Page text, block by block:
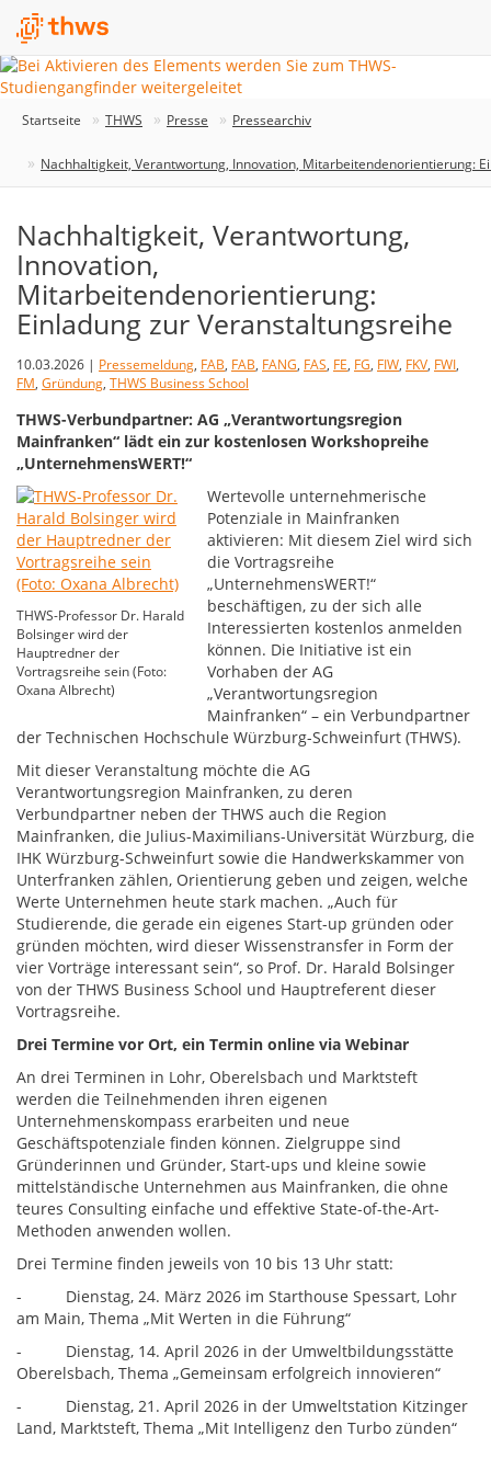
Startseite THWS Presse Pressearchiv
Nachhaltigkeit, Verantwortung, Innovation, Mitarbeitendenorientierung:
Nachhaltigkeit, Verantwortung,
Innovation,
Mitarbeitendenorientierung:
Einladung zur Veranstaltungsreihe
10.03.2026 | Pressemeldung, FAB, FAB, FANG, FAS, FE, FG, FIW, FKV, FWI,
FM, Gründung, THWS Business School
THWS-Verbundpartner: AG „Verantwortungsregion
Mainfranken“ lädt ein zur kostenlosen Workshopreihe
„UnternehmensWERT!“
THWS-Professor Dr. Harald
Bolsinger wird der
Hauptredner der
Vortragsreihe sein (Foto:
Oxana Albrecht)
Wertevolle unternehmerische
Potenziale in Mainfranken
aktivieren: Mit diesem Ziel wird sich
die Vortragsreihe
„UnternehmensWERT!“
beschäftigen, zu der sich alle
Interessierten kostenlos anmelden
können. Die Initiative ist ein
Vorhaben der AG
„Verantwortungsregion
Mainfranken“ – ein Verbundpartner
der Technischen Hochschule Würzburg-Schweinfurt (THWS).
Mit dieser Veranstaltung möchte die AG
Verantwortungsregion Mainfranken, zu deren
Verbundpartner neben der THWS auch die Region
Mainfranken, die Julius-Maximilians-Universität Würzburg, die
IHK Würzburg-Schweinfurt sowie die Handwerkskammer von
Unterfranken zählen, Orientierung geben und zeigen, welche
Werte Unternehmen heute stark machen. „Auch für
Studierende, die gerade ein eigenes Start-up gründen oder
gründen möchten, wird dieser Wissenstransfer in Form der
vier Vorträge interessant sein“, so Prof. Dr. Harald Bolsinger
von der THWS Business School und Hauptreferent dieser
Vortragsreihe.
Drei Termine vor Ort, ein Termin online via Webinar
An drei Terminen in Lohr, Oberelsbach und Marktsteft
werden die Teilnehmenden ihren eigenen
Unternehmenskompass erarbeiten und neue
Geschäftspotenziale finden können. Zielgruppe sind
Gründerinnen und Gründer, Start-ups und kleine sowie
mittelständische Unternehmen aus Mainfranken, die ohne
teures Consulting einfache und effektive State-of-the-Art-
Methoden anwenden wollen.
Drei Termine finden jeweils von 10 bis 13 Uhr statt:
- Dienstag, 24. März 2026 im Starthouse Spessart, Lohr
am Main, Thema „Mit Werten in die Führung“
- Dienstag, 14. April 2026 in der Umweltbildungsstätte
Oberelsbach, Thema „Gemeinsam erfolgreich innovieren“
- Dienstag, 21. April 2026 in der Umweltstation Kitzinger
Land, Marktsteft, Thema „Mit Intelligenz den Turbo zünden“